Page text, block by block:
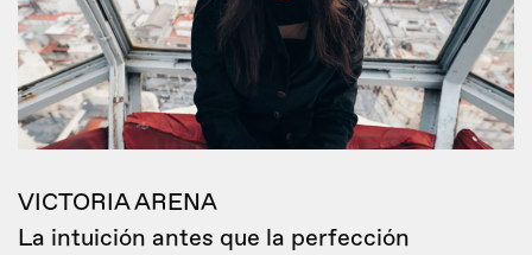
VICTORIA ARENA
La intuición antes que la perfección